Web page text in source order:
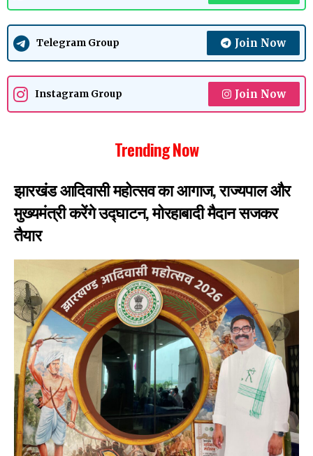
Telegram Group Join Now
Instagram Group Join Now
Trending Now
झारखंड आदिवासी महोत्सव का आगाज, राज्यपाल और
मुख्यमंत्री करेंगे उद्घाटन, मोरहाबादी मैदान सजकर
तैयार